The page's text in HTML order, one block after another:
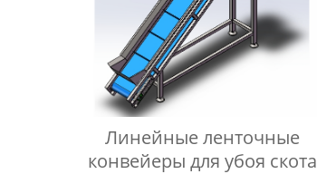
Линейные ленточные
конвейеры для убоя скота